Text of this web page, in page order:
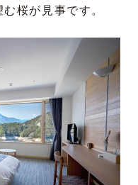
桜が見事です。